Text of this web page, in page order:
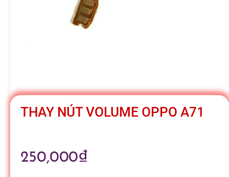
b
i
l
THAY NÚT VOLUME OPPO A71
250,000₫